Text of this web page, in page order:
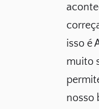
isso é
muito
nosso